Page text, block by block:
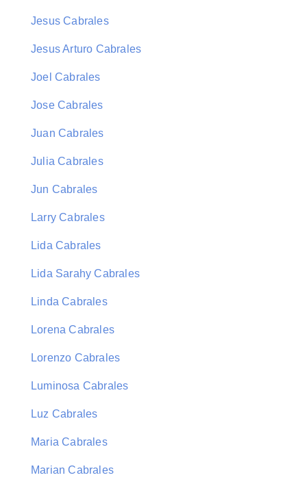
Jesus Cabrales
Jesus Arturo Cabrales
Joel Cabrales
Jose Cabrales
Juan Cabrales
Julia Cabrales
Jun Cabrales
Larry Cabrales
Lida Cabrales
Lida Sarahy Cabrales
Linda Cabrales
Lorena Cabrales
Lorenzo Cabrales
Luminosa Cabrales
Luz Cabrales
Maria Cabrales
Marian Cabrales